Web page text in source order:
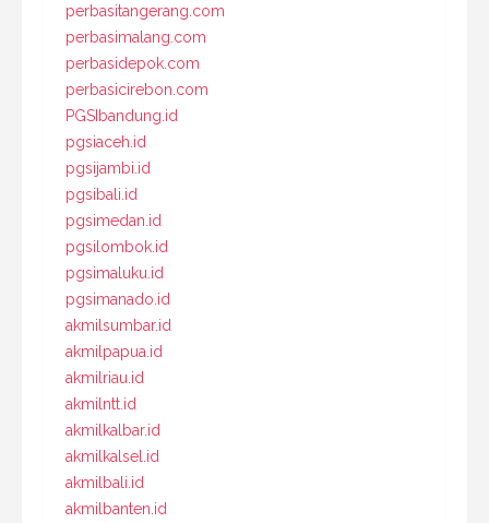
perbasitangerang.com
perbasimalang.com
perbasidepok.com
perbasicirebon.com
PGSIbandung.id
pgsiaceh.id
pgsijambi.id
pgsibali.id
pgsimedan.id
pgsilombok.id
pgsimaluku.id
pgsimanado.id
akmilsumbar.id
akmilpapua.id
akmilriau.id
akmilntt.id
akmilkalbar.id
akmilkalsel.id
akmilbali.id
akmilbanten.id